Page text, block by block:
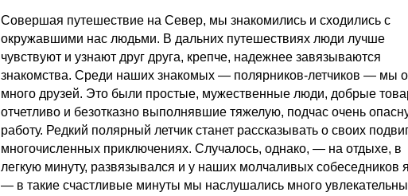
Совершая путешествие на Север, мы знакомились и сходились с
окружавшими нас людьми. В дальних путешествиях люди лучше
чувствуют и узнают друг друга, крепче, надежнее завязываются
знакомства. Среди наших знакомых — полярников-летчиков — мы
много друзей. Это были простые, мужественные люди, добрые
отчетливо и безотказно выполнявшие тяжелую, подчас очень
работу. Редкий полярный летчик станет рассказывать о своих
многочисленных приключениях. Случалось, однако, — на отдыхе, в
легкую минуту, развязывался и у наших молчаливых собеседников
— в такие счастливые минуты мы наслушались много